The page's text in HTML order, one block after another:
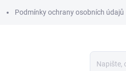
Podmínky ochrany osobních údajů